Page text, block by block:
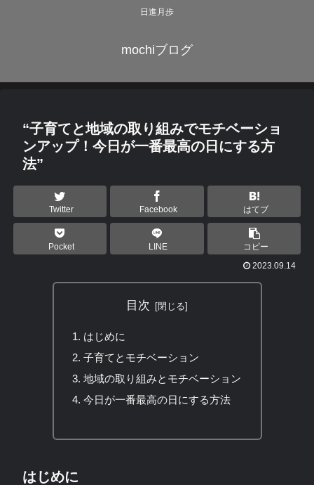
日進月歩
mochiブログ
“子育てと地域の取り組みでモチベーショ
ンアップ！今日が一番最高の日にする方
法”
Twitter Facebook はてブ
Pocket LINE
コピー
2023.09.14
目次
はじめに
子育てとモチベーション
地域の取り組みとモチベーション
今日が一番最高の日にする方法
はじめに